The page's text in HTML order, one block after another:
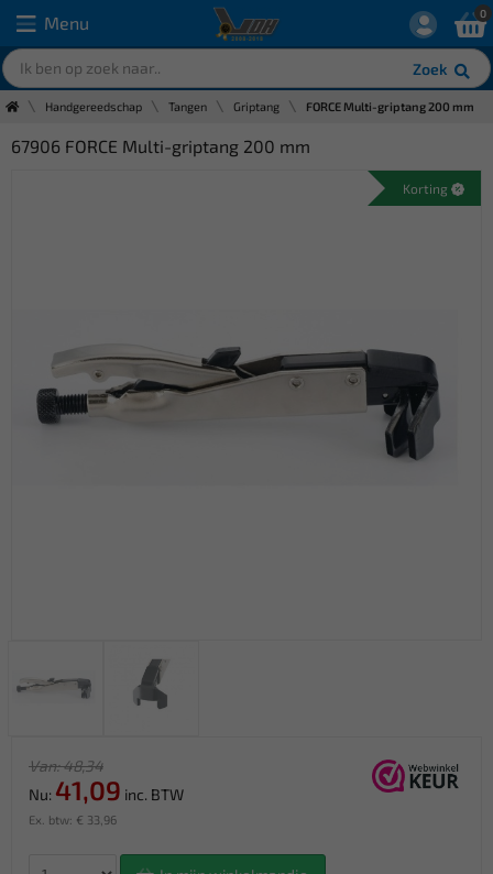
Menu
Zoek
0
Handgereedschap Tangen Griptang FORCE Multi-griptang 200 mm
67906 FORCE Multi-griptang 200 mm
Korting
Van: 48,34
Nu: 41,09 inc. BTW
Ex. btw: € 33,96